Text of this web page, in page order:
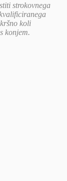
strokovnega
koli
konjem.